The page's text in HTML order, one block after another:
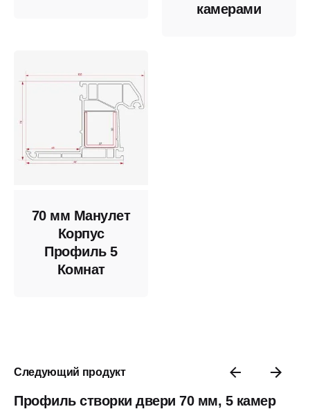
камерами
70 мм Манулет
Корпус
Профиль 5
Комнат
Следующий продукт
Профиль створки двери 70 мм, 5 камер